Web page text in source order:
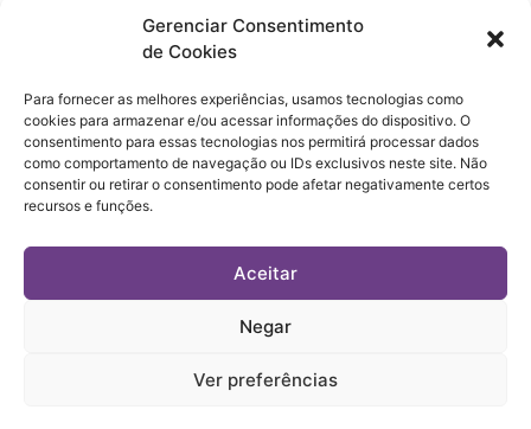
Gerenciar Consentimento
de Cookies
Para fornecer as melhores experiências, usamos tecnologias como
cookies para armazenar e/ou acessar informações do dispositivo. O
consentimento para essas tecnologias nos permitirá processar dados
como comportamento de navegação ou IDs exclusivos neste site. Não
consentir ou retirar o consentimento pode afetar negativamente certos
recursos e funções.
Aceitar
Negar
Ver preferências
cobertura financeira de riscos e de custos assistenciais à
saúde. Você paga apenas quando usar, sem taxa de adesão,
mensalidades ou anuidades.